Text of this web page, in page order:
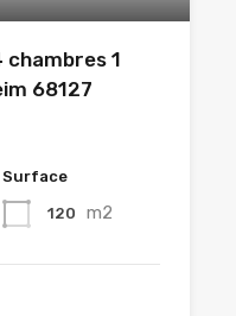
chambres 1
68127
Surface
120 m2